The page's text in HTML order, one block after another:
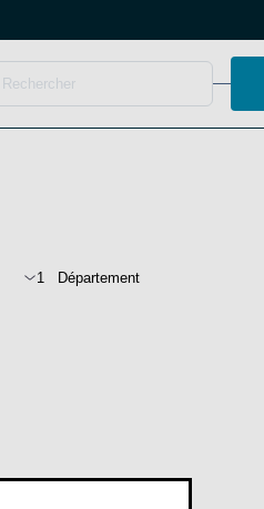
1 Département